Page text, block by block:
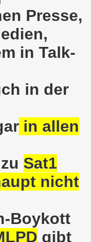
Presse,
in Talk-
in der
in allen
Sat1
nicht
Boykott
gibt
Bewegung am
Widerstand gegen
mit
Protestes
am 07.04.2018
Rechte" stehen
Treffen der
zu nehmen!
der weltweiten
Erlaubnis